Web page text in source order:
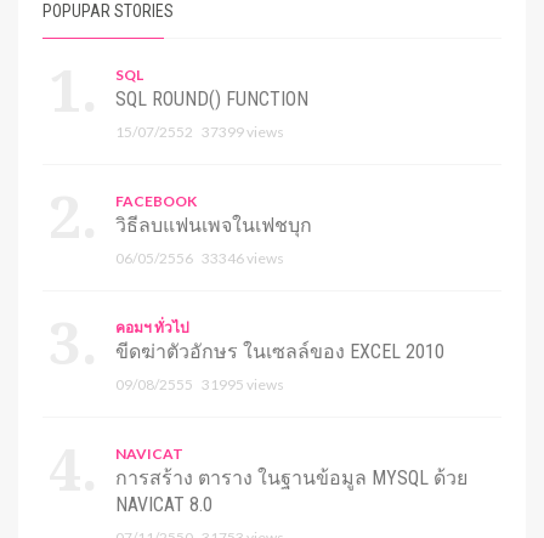
POPUPAR STORIES
SQL
SQL ROUND() FUNCTION
15/07/2552 37399 views
FACEBOOK
วิธีลบแฟนเพจในเฟชบุก
06/05/2556 33346 views
คอมฯ ทั่วไป
ขีดฆ่าตัวอักษร ในเซลล์ของ EXCEL 2010
09/08/2555 31995 views
NAVICAT
การสร้าง ตาราง ในฐานข้อมูล MYSQL ด้วย
NAVICAT 8.0